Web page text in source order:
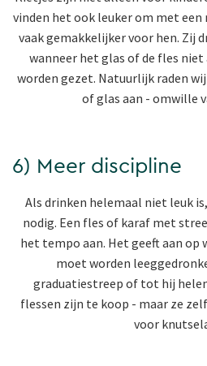
vinden het ook leuker om met
vaak gemakkelijker voor hen. Zij
wanneer het glas of de fles
worden gezet. Natuurlijk raden
of glas aan - omwille
6) Meer discipline
Als drinken helemaal niet leuk
nodig. Een fles of karaf met
het tempo aan. Het geeft aan
moet worden
graduatiestreep of tot hij
flessen zijn te koop - maar ze
voor